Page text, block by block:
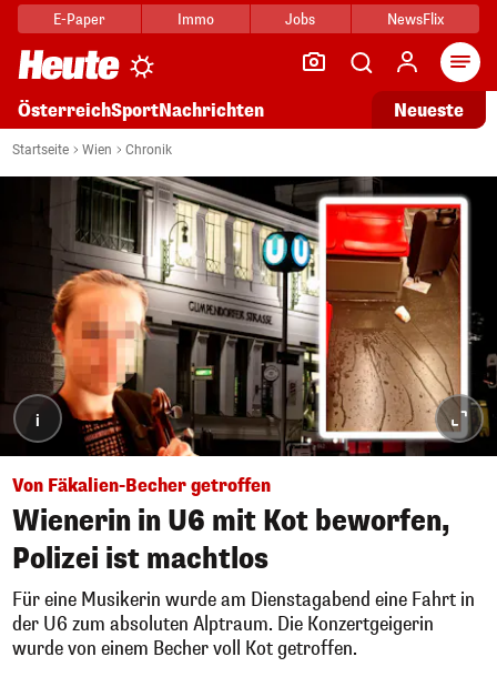
E-Paper Immo Jobs NewsFlix
ÖsterreichSportNachrichten Neueste
Startseite Wien Chronik
i
Von Fäkalien-Becher getroffen
Wienerin in U6 mit Kot beworfen,
Polizei ist machtlos
Für eine Musikerin wurde am Dienstagabend eine Fahrt in
der U6 zum absoluten Alptraum. Die Konzertgeigerin
wurde von einem Becher voll Kot getroffen.